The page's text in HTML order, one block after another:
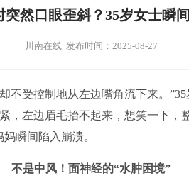
突然口眼歪斜？35岁女士瞬
川南在线 发布时间：2025-08-27
受控制地从左边嘴角流下来。”35
，左边眉毛抬不起来，想笑一下，
瞬间陷入崩溃。
不是中风！面神经的“水肿困境”